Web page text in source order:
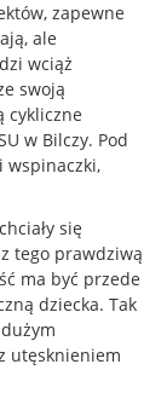
zapewne
ale
wciąż
swoją
cykliczne
w Bilczy. Pod
wspinaczki,
się
tego prawdziwą
ma być przede
dziecka. Tak
utęsknieniem